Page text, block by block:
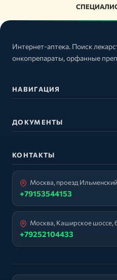
Интернет-аптека. Поиск
онкопрепараты, орфанные
НАВИГАЦИЯ
ДОКУМЕНТЫ
КОНТАКТЫ
Москва, проезд
+79153544153
Москва, Каширское шоссе,
+79252104433